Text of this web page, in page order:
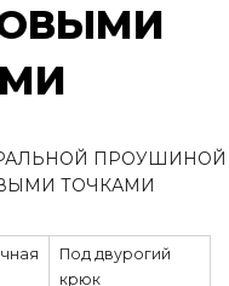
Под двурогий
крюк